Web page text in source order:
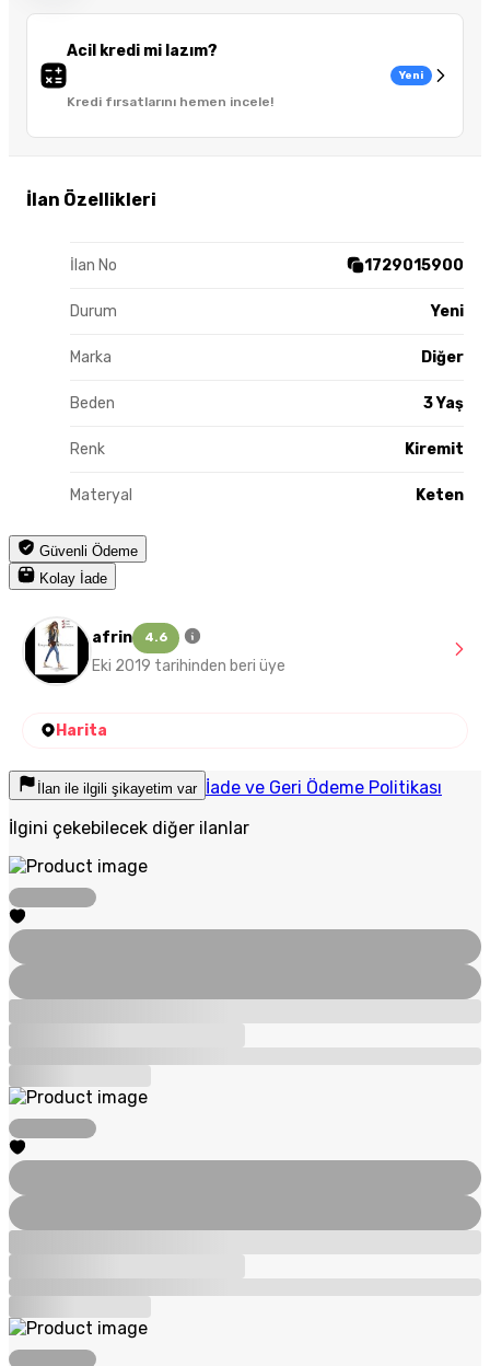
Acil kredi mi lazım?
Kredi fırsatlarını hemen incele!
Yeni
İlan Özellikleri
İlan No 1729015900
Durum Yeni
Marka Diğer
Beden 3 Yaş
Renk Kiremit
Materyal Keten
Güvenli Ödeme
Kolay İade
afrin 4.6
Eki 2019 tarihinden beri üye
Harita
İlan ile ilgili şikayetim var İade ve Geri Ödeme Politikası
İlgini çekebilecek diğer ilanlar